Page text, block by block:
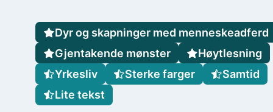
Dyr og skapninger med menneskeadferd
Gjentakende mønster
Høytlesning
Yrkesliv
Sterke farger
Samtid
Lite tekst